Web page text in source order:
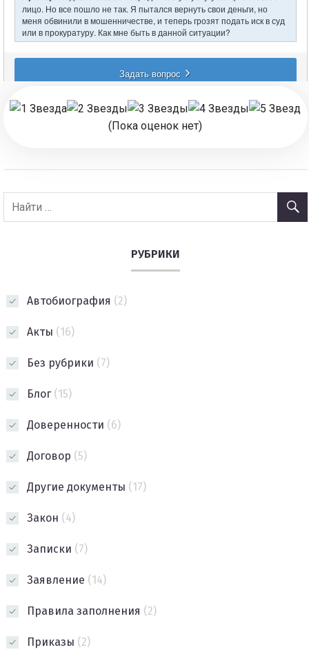
(Пока оценок нет)
РУБРИКИ
Автобиография (2)
Акты (16)
Без рубрики (7)
Блог(15)
Доверенности (6)
Договор (5)
Другие документы (17)
Закон (4)
Записки (7)
Заявление (14)
Правила заполнения (2)
Приказы (2)